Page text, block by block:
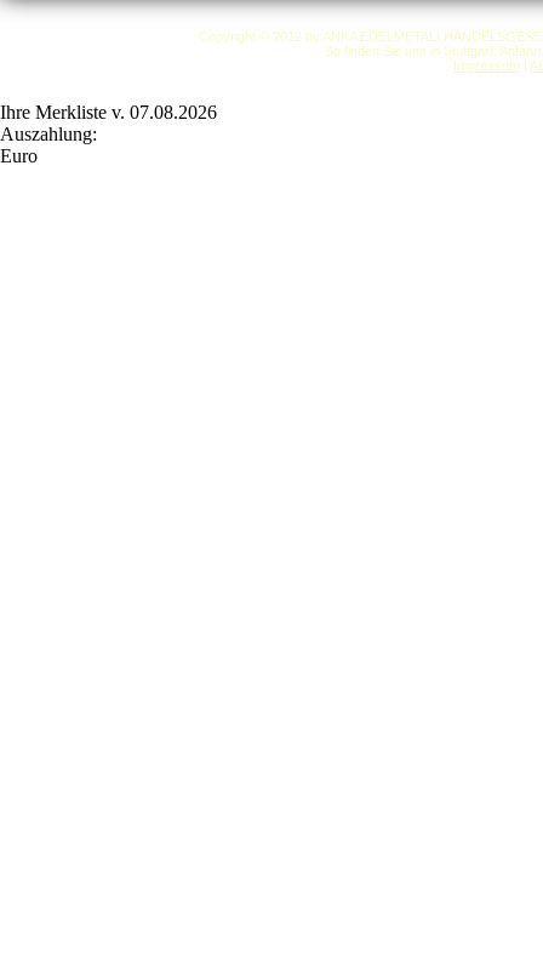
Copyright © 2012 by ANKA
So finden Sie uns in Stuttgart:
Impressum|
Ihre Merkliste v. 07.08.2026
Auszahlung:
Euro